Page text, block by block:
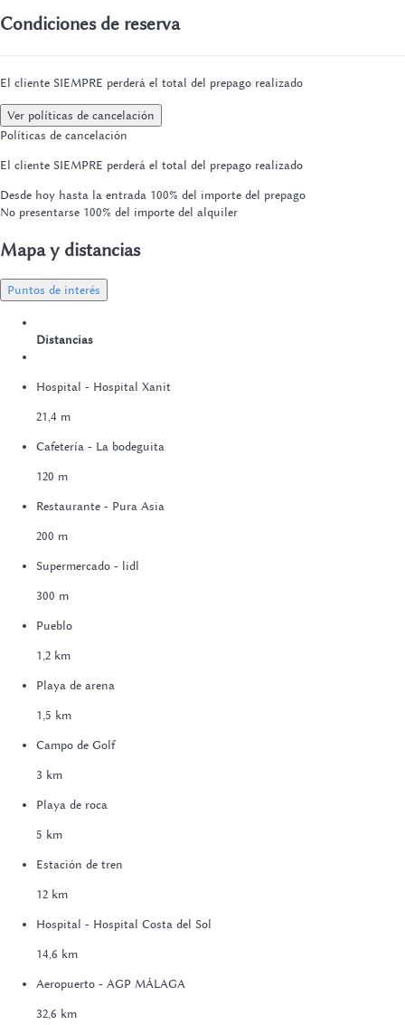
Condiciones de reserva
El cliente SIEMPRE perderá el total del prepago realizado
Ver políticas de cancelación
Políticas de cancelación
El cliente SIEMPRE perderá el total del prepago realizado
Desde hoy hasta la entrada 100% del importe del prepago
No presentarse 100% del importe del alquiler
Mapa y distancias
Puntos de interés
Distancias
Hospital - Hospital Xanit
21,4 m
Cafetería - La bodeguita
120 m
Restaurante - Pura Asia
200 m
Supermercado - lidl
300 m
Pueblo
1,2 km
Playa de arena
1,5 km
Campo de Golf
3 km
Playa de roca
5 km
Estación de tren
12 km
Hospital - Hospital Costa del Sol
14,6 km
Aeropuerto - AGP MÁLAGA
32,6 km